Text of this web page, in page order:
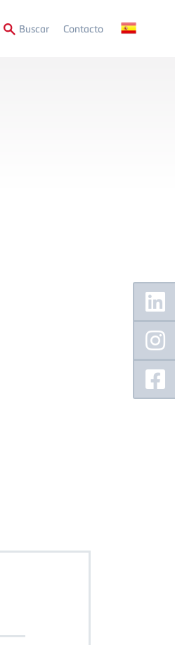
BuscarSecondary
Contacto
Floating